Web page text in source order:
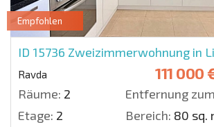
Empfohlen
ID 15736 Zweizimmerwohnung in
Ravda 111 000
Räume: 2 Entfernung
Etage: 2 Bereich: 80 sq.